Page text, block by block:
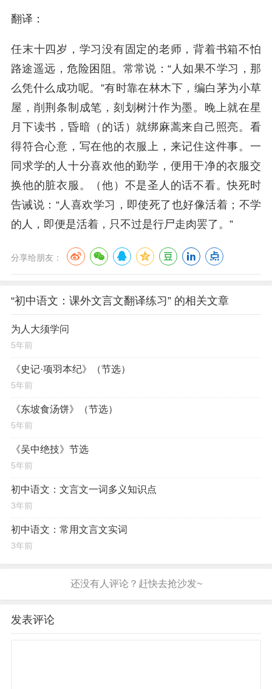
翻译：
任末十四岁，学习没有固定的老师，背着书箱不怕
路途遥远，危险困阻。常常说：“人如果不学习，那
么凭什么成功呢。”有时靠在林木下，编白茅为小草
屋，削荆条制成笔，刻划树汁作为墨。晚上就在星
月下读书，昏暗（的话）就绑麻蒿来自己照亮。看
得符合心意，写在他的衣服上，来记住这件事。一
同求学的人十分喜欢他的勤学，便用干净的衣服交
换他的脏衣服。（他）不是圣人的话不看。快死时
告诫说：“人喜欢学习，即使死了也好像活着；不学
的人，即便是活着，只不过是行尸走肉罢了。”
分享给朋友：
“初中语文：课外文言文翻译练习” 的相关文章
为人大须学问
5年前
《史记·项羽本纪》（节选）
5年前
《东坡食汤饼》（节选）
5年前
《吴中绝技》节选
5年前
初中语文：文言文一词多义知识点
3年前
初中语文：常用文言文实词
3年前
发表评论